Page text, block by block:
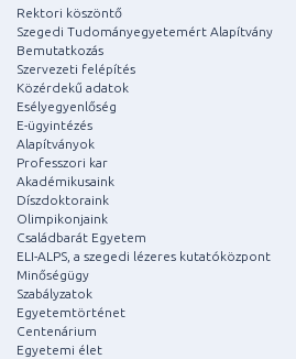
Rektori köszöntő
Szegedi Tudományegyetemért Alapítvány
Bemutatkozás
Szervezeti felépítés
Közérdekű adatok
Esélyegyenlőség
E-ügyintézés
Alapítványok
Professzori kar
Akadémikusaink
Díszdoktoraink
Olimpikonjaink
Családbarát Egyetem
ELI-ALPS, a szegedi lézeres kutatóközpont
Minőségügy
Szabályzatok
Egyetemtörténet
Centenárium
Egyetemi élet